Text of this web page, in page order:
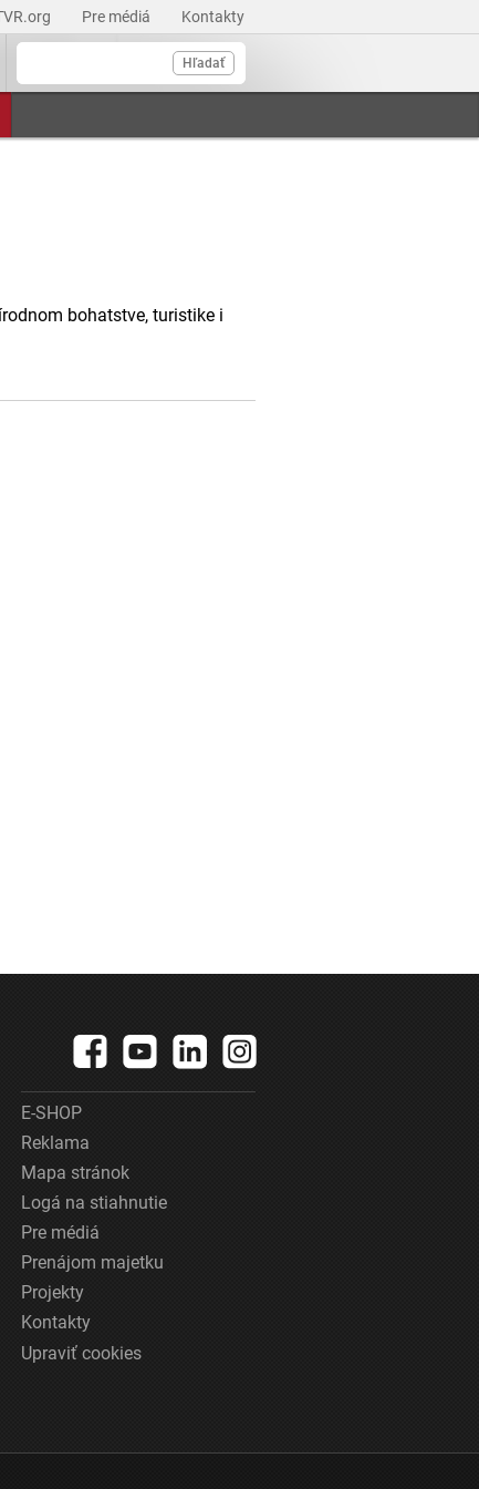
Pre médiá Kontakty
Hľadať
bohatstve, turistike i
E-SHOP
Reklama
Mapa stránok
Logá na stiahnutie
Pre médiá
Prenájom majetku
Projekty
Kontakty
Upraviť cookies